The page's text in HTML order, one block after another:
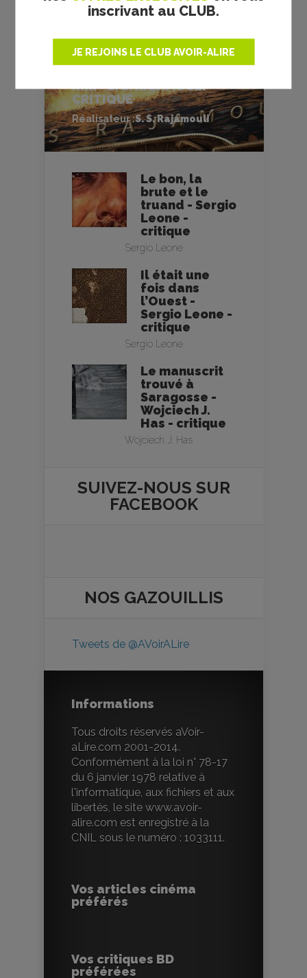
inscrivant au CLUB.
JE REJOINS LE CLUB AVOIR-ALIRE
RRR - S. S. RAJAMOULI -
CRITIQUE
Réalisateur :S. S. Rajamouli
Le bon, la
brute et le
truand - Sergio
Leone -
critique
Sergio Leone
Il était une
fois dans
l’Ouest -
Sergio Leone -
critique
Sergio Leone
Le manuscrit
trouvé à
Saragosse -
Wojciech J.
Has - critique
Wojciech J. Has
SUIVEZ-NOUS SUR
FACEBOOK
NOS GAZOUILLIS
Tweets de @AVoirALire
Informations
Tous droits réservés aVoir-
aLire.com 2001-2014.
Conformément à la loi n° 78-17
du 6 janvier 1978 relative à
l'informatique, aux fichiers et aux
libertés, le site www.avoir-
alire.com est enregistré à la
CNIL sous le numéro : 1033111.
Vos articles cinéma
préférés
Vos critiques BD
préférées